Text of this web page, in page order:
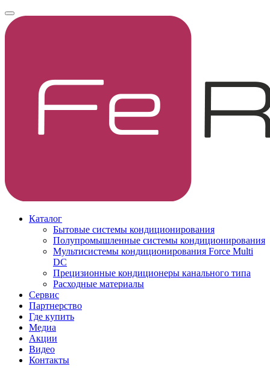
Каталог
Бытовые системы кондиционирования
Полупромышленные системы кондиционирования
Мультисистемы кондиционирования Force Multi
DC
Прецизионные кондиционеры канального типа
Расходные материалы
Сервис
Партнерство
Где купить
Медиа
Акции
Видео
Контакты